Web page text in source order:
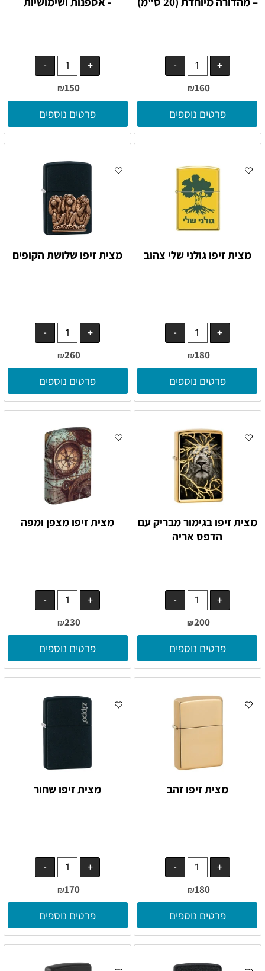
₪160
פרטים נוספים
₪150
פרטים נוספים
מצית זיפו גולני שלי צהוב
₪180
פרטים נוספים
מצית זיפו שלושת הקופים
₪260
פרטים נוספים
מצית זיפו בגימור מבריק עם
הדפס אריה
₪200
פרטים נוספים
מצית זיפו מצפן ומפה
₪230
פרטים נוספים
מצית זיפו זהב
₪180
פרטים נוספים
מצית זיפו שחור
₪170
פרטים נוספים